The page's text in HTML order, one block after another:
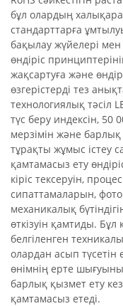
бұл олардың
стандарттарға
бақылау жүйелері
өндіріс
жақсартуға және
өзгерістерді тез
технологиялық тәсіл
түс беру индексін, 50
мерзімін және
тұрақты жұмыс істеу
қамтамасыз ету
кіріс тексеруін,
сипаттамаларын,
механикалық
өткізуін қамтиды.
белгіленген
олардан асып түсетін
өнімнің ерте
барлық қызмет ету
қамтамасыз етеді.